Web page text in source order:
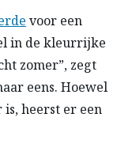
voor een
in de kleurrijke
zomer”, zegt
eens. Hoewel
heerst er een